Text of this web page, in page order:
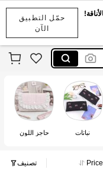
حمّل التطبيق
الآن
نباتات حاجز اللون
Price تصنيف